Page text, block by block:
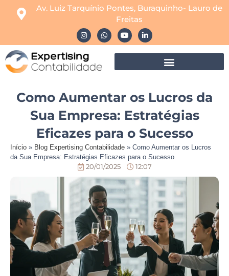
Av. Luiz Tarquínio Pontes, Buraquinho- Lauro de
Freitas
Como Aumentar os Lucros da
Sua Empresa: Estratégias
Eficazes para o Sucesso
Início » Blog Expertising Contabilidade » Como Aumentar os Lucros
da Sua Empresa: Estratégias Eficazes para o Sucesso
20/01/2025 12:07